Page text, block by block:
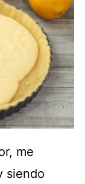
me
siendo